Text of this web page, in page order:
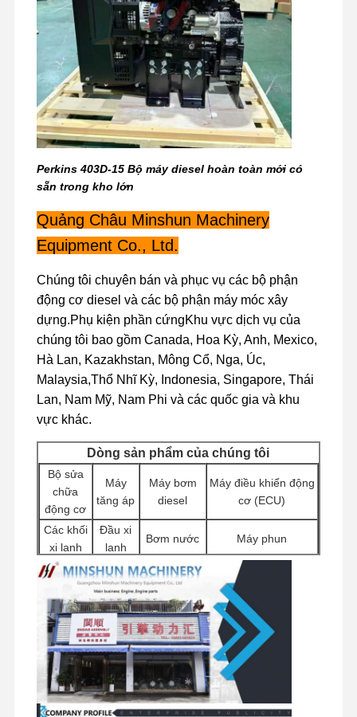
động cơ CUMMINS
Động cơ diesel
động cơ misubishi
Máy đào
bộ tái tạo động cơ
Bơm tiêm
Bộ lắp ráp máy tăng áp
Các bộ phận động cơ khác
Hệ thống điều khiển điện tử
Các thành phần điện của động cơ
Hệ thống nhiên liệu động cơ
Phụ tùng thủy lực máy xúc
phụ tùng máy xúc
Perkins 403D-15 Bộ máy diesel hoàn toàn mới có
sẵn trong kho lớn
Quảng Châu Minshun Machinery
Equipment Co., Ltd.
Chúng tôi chuyên bán và phục vụ các bộ phận
động cơ diesel và các bộ phận máy móc xây
dựng.Phụ kiện phần cứngKhu vực dịch vụ của
chúng tôi bao gồm Canada, Hoa Kỳ, Anh, Mexico,
Hà Lan, Kazakhstan, Mông Cổ, Nga, Úc,
Malaysia,Thổ Nhĩ Kỳ, Indonesia, Singapore, Thái
Lan, Nam Mỹ, Nam Phi và các quốc gia và khu
vực khác.
Dòng sản phẩm của chúng tôi
Bộ sửa
chữa
động cơ
Máy
tăng áp
Máy bơm
diesel
Máy điều khiển động
cơ (ECU)
Các khối
xi lanh
Đầu xi
lanh
Bơm nước Máy phun
Động cơ
Bộ lọc
Các phụ
kiện động
cơ khác
Máy bơm thủy lực
máy đào
Các
thành
phần
xoay
Van
phân
phối
Bộ máy di
chuyển
Các thành phần
khung gầm và phụ
kiện khác